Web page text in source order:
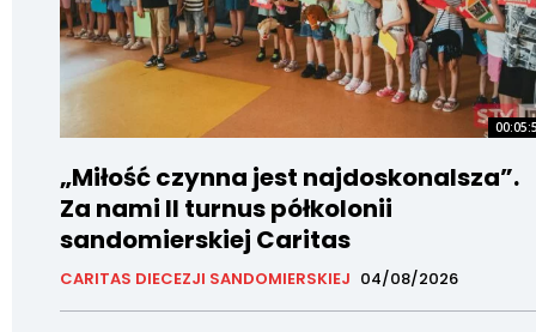
„Miłość czynna jest najdoskonalsza”.
Za nami II turnus półkolonii
sandomierskiej Caritas
CARITAS DIECEZJI SANDOMIERSKIEJ 04/08/2026